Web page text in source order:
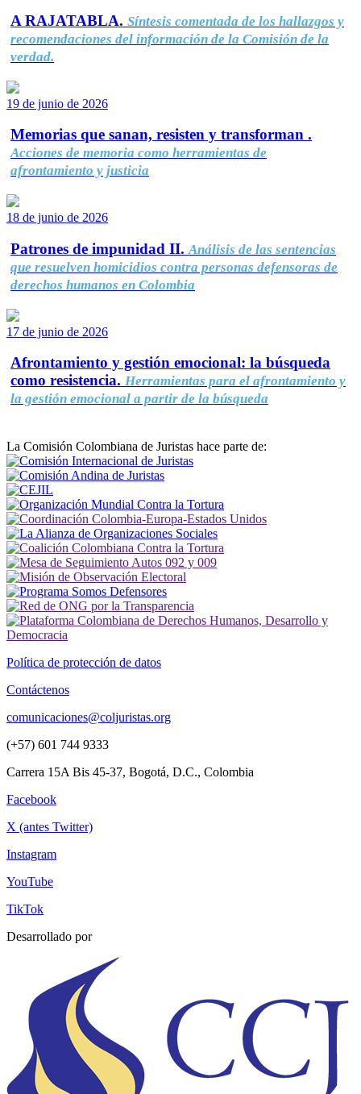
A RAJATABLA. Síntesis comentada de los hallazgos y
recomendaciones del información de la Comisión de la
verdad.
19 de junio de 2026
Memorias que sanan, resisten y transforman .
Acciones de memoria como herramientas de
afrontamiento y justicia
18 de junio de 2026
Patrones de impunidad II. Análisis de las sentencias
que resuelven homicidios contra personas defensoras de
derechos humanos en Colombia
17 de junio de 2026
Afrontamiento y gestión emocional: la búsqueda
como resistencia. Herramientas para el afrontamiento y
la gestión emocional a partir de la búsqueda
La Comisión Colombiana de Juristas hace parte de:
Política de protección de datos
Contáctenos
comunicaciones@coljuristas.org
(+57) 601 744 9333
Carrera 15A Bis 45-37, Bogotá, D.C., Colombia
Facebook
X (antes Twitter)
Instagram
YouTube
TikTok
Desarrollado por